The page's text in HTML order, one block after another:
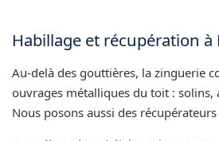
Habillage et récupération
Au-delà des gouttières, la zinguerie
ouvrages métalliques du toit : solins,
Nous posons aussi des récupérateurs